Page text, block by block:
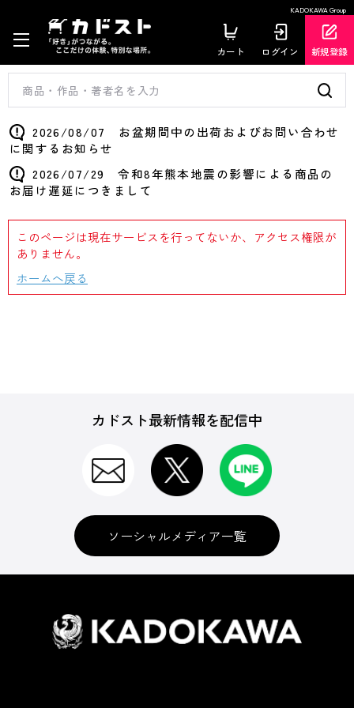
KADOKAWA Group
カート ログイン 新規登録
2026/08/07 お盆期間中の出荷およびお問い合わせ
に関するお知らせ
2026/07/29 令和8年熊本地震の影響による商品の
お届け遅延につきまして
このページは現在サービスを行ってないか、アクセス権限が
ありません。
ホームへ戻る
カドスト最新情報を配信中
ソーシャルメディア一覧